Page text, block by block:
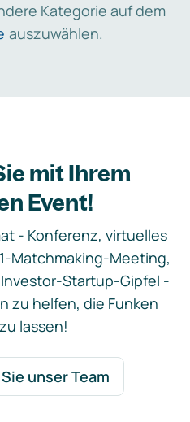
Kategorie auf dem
auszuwählen.
mit Ihrem
Event!
- Konferenz, virtuelles
Matchmaking-Meeting,
Startup-Gipfel -
zu helfen, die Funken
lassen!
unser Team